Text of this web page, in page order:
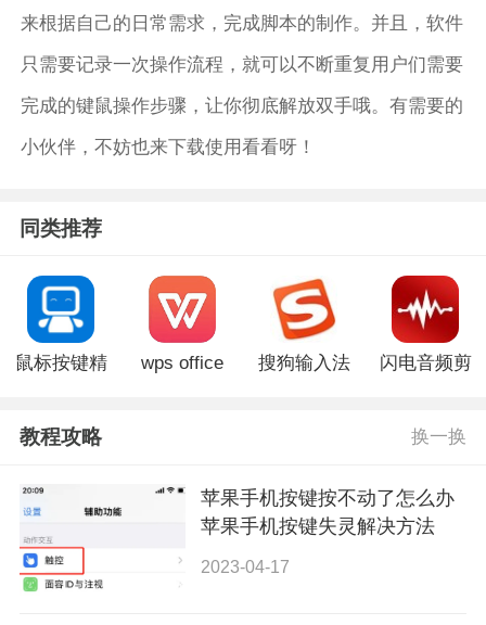
来根据自己的日常需求，完成脚本的制作。并且，软件
只需要记录一次操作流程，就可以不断重复用户们需要
完成的键鼠操作步骤，让你彻底解放双手哦。有需要的
小伙伴，不妨也来下载使用看看呀！
同类推荐
鼠标按键精
wps office
搜狗输入法
闪电音频剪
教程攻略 换一换
苹果手机按键按不动了怎么办
苹果手机按键失灵解决方法
2023-04-17